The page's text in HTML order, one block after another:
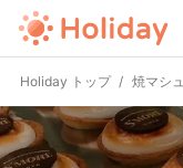
Holiday トップ 焼マシ